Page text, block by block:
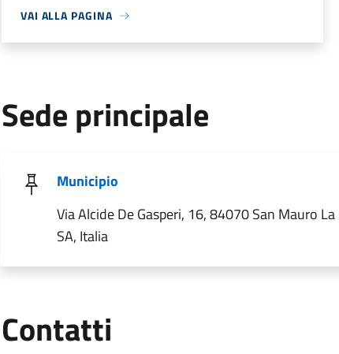
VAI ALLA PAGINA
Sede principale
Municipio
Via Alcide De Gasperi, 16, 84070 San Mauro
SA, Italia
Contatti